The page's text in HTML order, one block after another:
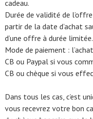
cadeau.
Durée de validité de
partir de la date d’achat
d’une offre à durée limitée.
Mode de paiement :
CB ou Paypal si vous
CB ou chèque si vous
Dans tous les cas, c’est
vous recevrez votre bon